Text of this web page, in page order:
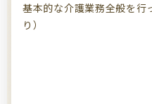
基本的な介護業務全般を行
り）